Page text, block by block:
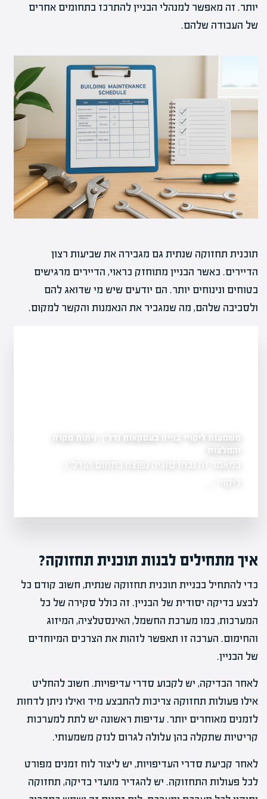
יותר. זה מאפשר למנהלי הבניין להתרכז בתחומים אחרים
של העבודה שלהם.
תוכנית תחזוקה שנתית גם מגבירה את שביעות רצון
הדיירים. כאשר הבניין מתוחזק כראוי, הדיירים מרגישים
בטוחים ונינוחים יותר. הם יודעים שיש מי שדואג להם
ולסביבה שלהם, מה שמגביר את הנאמנות והקשר למקום.
על שוק
גרופית
משמעות ליקויי בנייה בעסקאות נדל"ן: ניתוח מקרה
והמלצות
במאמר זה נבחן סוגיה נפוצה בתחום הנדל"ן -
ליקויי…
התמודדות עם שריפות
איך מתחילים לבנות תוכנית תחזוקה?
כדי להתחיל בבניית תוכנית תחזוקה שנתית, חשוב קודם כל
לבצע בדיקה יסודית של הבניין. זה כולל סקירה של כל
המערכות, כמו מערכת החשמל, האינסטלציה, המיזוג
והחימום. הערכה זו תאפשר לזהות את הצרכים המיוחדים
של הבניין.
לאחר הבדיקה, יש לקבוע סדרי עדיפויות. חשוב להחליט
אילו פעולות תחזוקה צריכות להתבצע מיד ואילו ניתן לדחות
לזמנים מאוחרים יותר. עדיפות ראשונה יש לתת למערכות
קריטיות שתקלה בהן עלולה לגרום לנזק משמעותי.
לאחר קביעת סדרי העדיפויות, יש ליצור לוח זמנים מפורט
לכל פעולות התחזוקה. יש להגדיר מועדי בדיקה, תחזוקה